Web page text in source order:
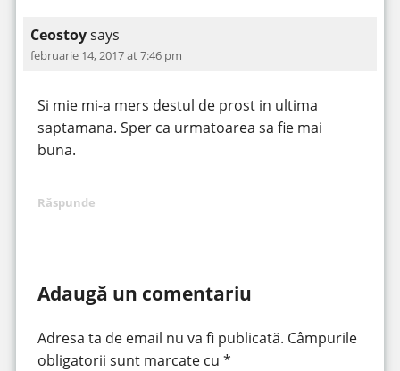
Ceostoysays
februarie 14, 2017 at 7:46 pm
Si mie mi-a mers destul de prost in ultima
saptamana. Sper ca urmatoarea sa fie mai
buna.
Răspunde
Adaugă un comentariu
Adresa ta de email nu va fi publicată. Câmpurile
obligatorii sunt marcate cu *